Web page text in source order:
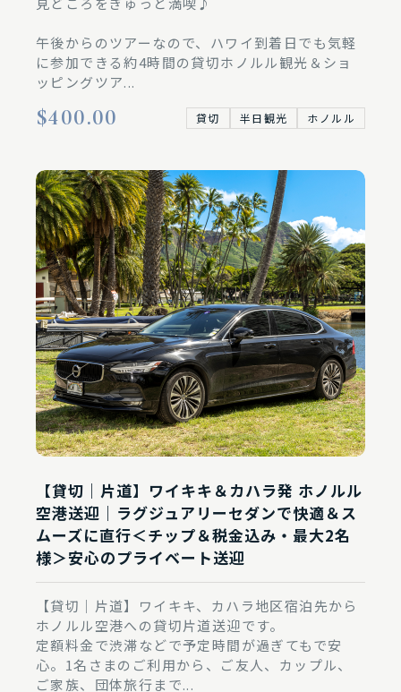
午後からのツアーなので、ハワイ到着日でも気軽
に参加できる約4時間の貸切ホノルル観光＆ショ
ッピングツア...
$400.00 貸切 半日観光 ホノルル
【貸切｜片道】ワイキキ＆カハラ発 ホノルル
空港送迎｜ラグジュアリーセダンで快適＆ス
ムーズに直行＜チップ＆税金込み・最大2名
様＞安心のプライベート送迎
【貸切｜片道】ワイキキ、カハラ地区宿泊先から
ホノルル空港への貸切片道送迎です。
定額料金で渋滞などで予定時間が過ぎてもで安
心。1名さまのご利用から、ご友人、カップル、
ご家族、団体旅行まで...